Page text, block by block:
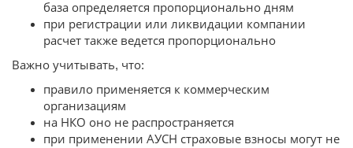
база определяется пропорционально дням
при регистрации или ликвидации компании
расчет также ведется пропорционально
Важно учитывать, что:
правило применяется к коммерческим
организациям
на НКО оно не распространяется
при применении АУСН страховые взносы могут не